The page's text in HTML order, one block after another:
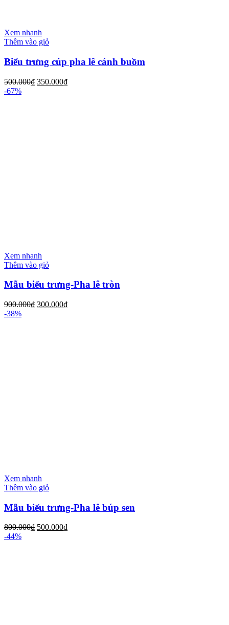
Xem nhanh
Thêm vào giỏ
Biểu trưng cúp pha lê cánh buồm
500.000₫ 350.000₫
-67%
Xem nhanh
Thêm vào giỏ
Mẫu biểu trưng-Pha lê tròn
900.000₫ 300.000₫
-38%
Xem nhanh
Thêm vào giỏ
Mẫu biểu trưng-Pha lê búp sen
800.000₫ 500.000₫
-44%